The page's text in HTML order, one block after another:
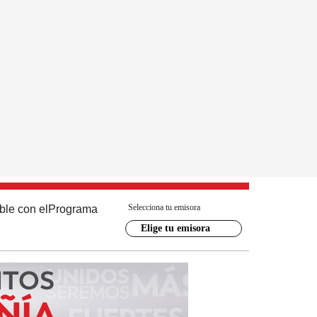
con el Programa Selecciona tu emisora
Elige tu emisora